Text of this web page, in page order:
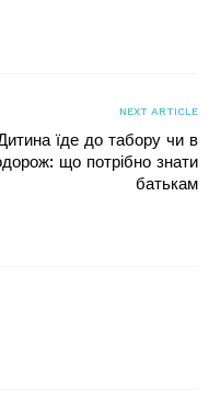
NEXT ARTICLE
їде до табору чи в
що потрібно знати
батькам